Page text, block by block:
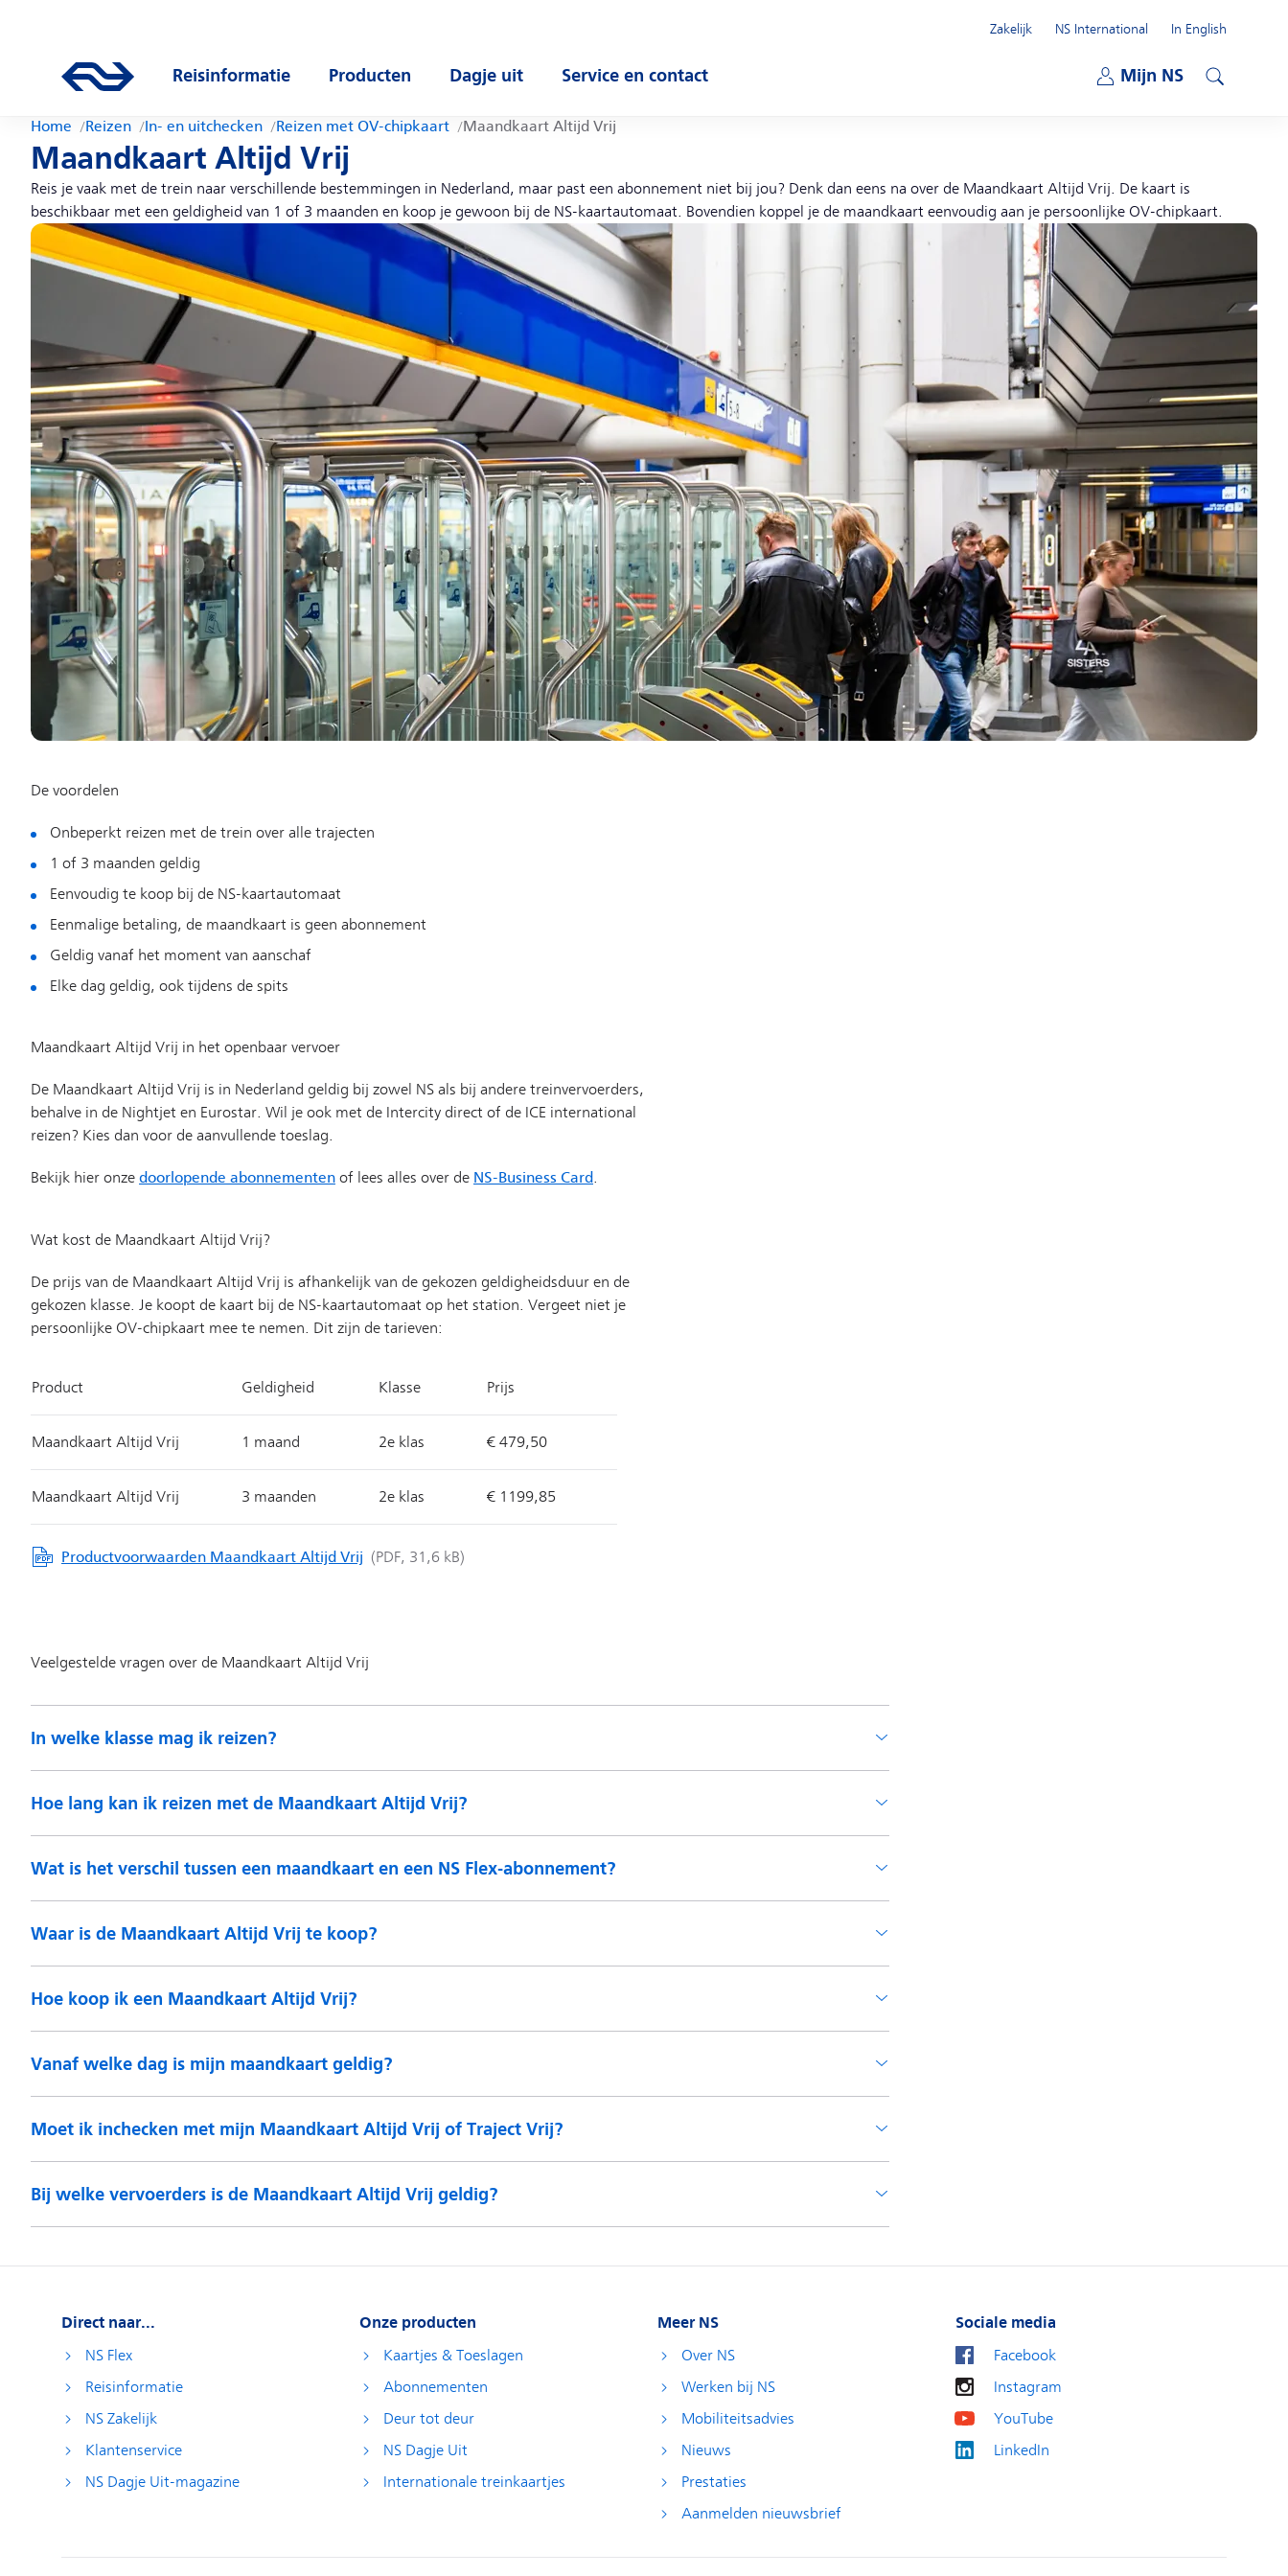
Ga naar de homepage van ns.nl
Reisinformatie
Producten
Dagje uit
Service en contact
Mijn NS
Zakelijk
NS International
In English
Home Reizen In- en uitchecken Reizen met OV-chipkaart Maandkaart Altijd Vrij
Maandkaart Altijd Vrij
Reis je vaak met de trein naar verschillende bestemmingen in Nederland, maar past een abonnement niet bij jou? Denk dan eens na over de Maandkaart Altijd Vrij. De kaart is
beschikbaar met een geldigheid van 1 of 3 maanden en koop je gewoon bij de NS-kaartautomaat. Bovendien koppel je de maandkaart eenvoudig aan je persoonlijke OV-chipkaart.
In welke klasse mag ik reizen?
Hoe lang kan ik reizen met de Maandkaart Altijd Vrij?
Wat is het verschil tussen een maandkaart en een NS Flex-abonnement?
Waar is de Maandkaart Altijd Vrij te koop?
Hoe koop ik een Maandkaart Altijd Vrij?
Vanaf welke dag is mijn maandkaart geldig?
Moet ik inchecken met mijn Maandkaart Altijd Vrij of Traject Vrij?
Bij welke vervoerders is de Maandkaart Altijd Vrij geldig?
Direct naar...
NS Flex
Reisinformatie
NS Zakelijk
Klantenservice
NS Dagje Uit-magazine
Onze producten
Kaartjes & Toeslagen
Abonnementen
Deur tot deur
NS Dagje Uit
Internationale treinkaartjes
Meer NS
Over NS
Werken bij NS
Mobiliteitsadvies
Nieuws
Prestaties
Aanmelden nieuwsbrief
Sociale media
Facebook
Instagram
YouTube
LinkedIn